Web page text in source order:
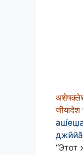
जीयादेश
“Этот